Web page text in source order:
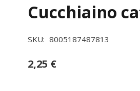
Cucchiaino
SKU: 8005187487813
2,25 €